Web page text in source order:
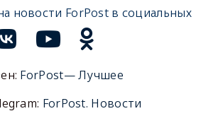
новости ForPost в социальных
ForPost— Лучшее
ForPost. Новости